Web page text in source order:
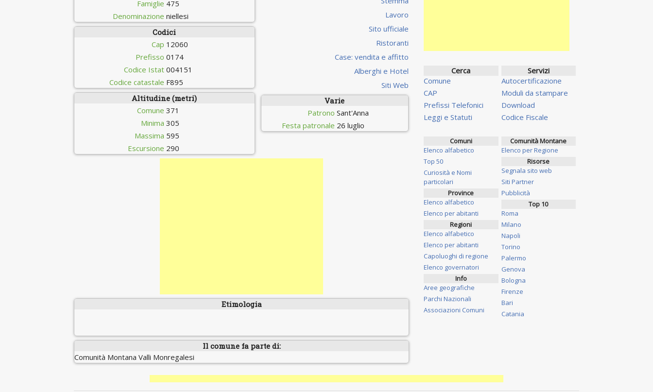
Famiglie 475
Denominazione niellesi
Codici
Cap 12060
Prefisso 0174
Codice Istat 004151
Codice catastale F895
Altitudine (metri)
Comune 371
Minima 305
Massima 595
Escursione 290
Lavoro
Sito ufficiale
Ristoranti
Case: vendita e affitto
Alberghi e Hotel
Siti Web
Varie
Patrono Sant'Anna
Festa patronale 26 luglio
Etimologia
Il comune fa parte di:
Comunità Montana Valli Monregalesi
Cerca
Comune
CAP
Prefissi Telefonici
Leggi e Statuti
Servizi
Autocertificazione
Moduli da stampare
Download
Codice Fiscale
Comuni
Elenco alfabetico
Top 50
Curiosità e Nomi
particolari
Province
Elenco alfabetico
Elenco per abitanti
Regioni
Elenco alfabetico
Elenco per abitanti
Capoluoghi di regione
Elenco governatori
Info
Aree geografiche
Parchi Nazionali
Associazioni Comuni
Comunità Montane
Elenco per Regione
Risorse
Segnala sito web
Siti Partner
Pubblicità
Top 10
Roma
Milano
Napoli
Torino
Palermo
Genova
Bologna
Firenze
Bari
Catania